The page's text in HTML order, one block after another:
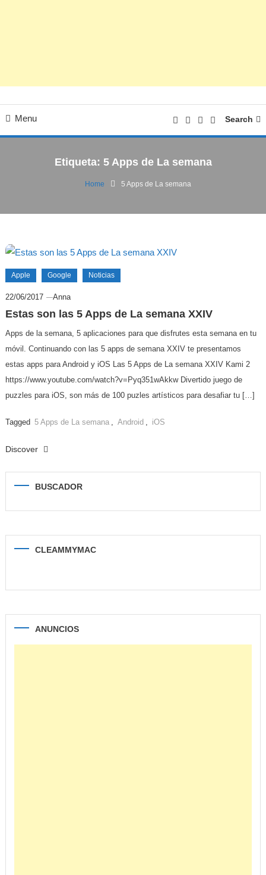
Menu Search
Etiqueta: 5 Apps de La semana
Home 5 Apps de La semana
Apple Google Noticias
22/06/2017 Anna
Estas son las 5 Apps de La semana XXIV
Apps de la semana, 5 aplicaciones para que disfrutes esta semana en tu
móvil. Continuando con las 5 apps de semana XXIV te presentamos
estas apps para Android y iOS Las 5 Apps de La semana XXIV Kami 2
https://www.youtube.com/watch?v=Pyq351wAkkw Divertido juego de
puzzles para iOS, son más de 100 puzles artísticos para desafiar tu […]
Tagged 5 Apps de La semana , Android , iOS
Discover
BUSCADOR
CLEAMMYMAC
ANUNCIOS